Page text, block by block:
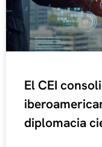
El CEI
diplomacia